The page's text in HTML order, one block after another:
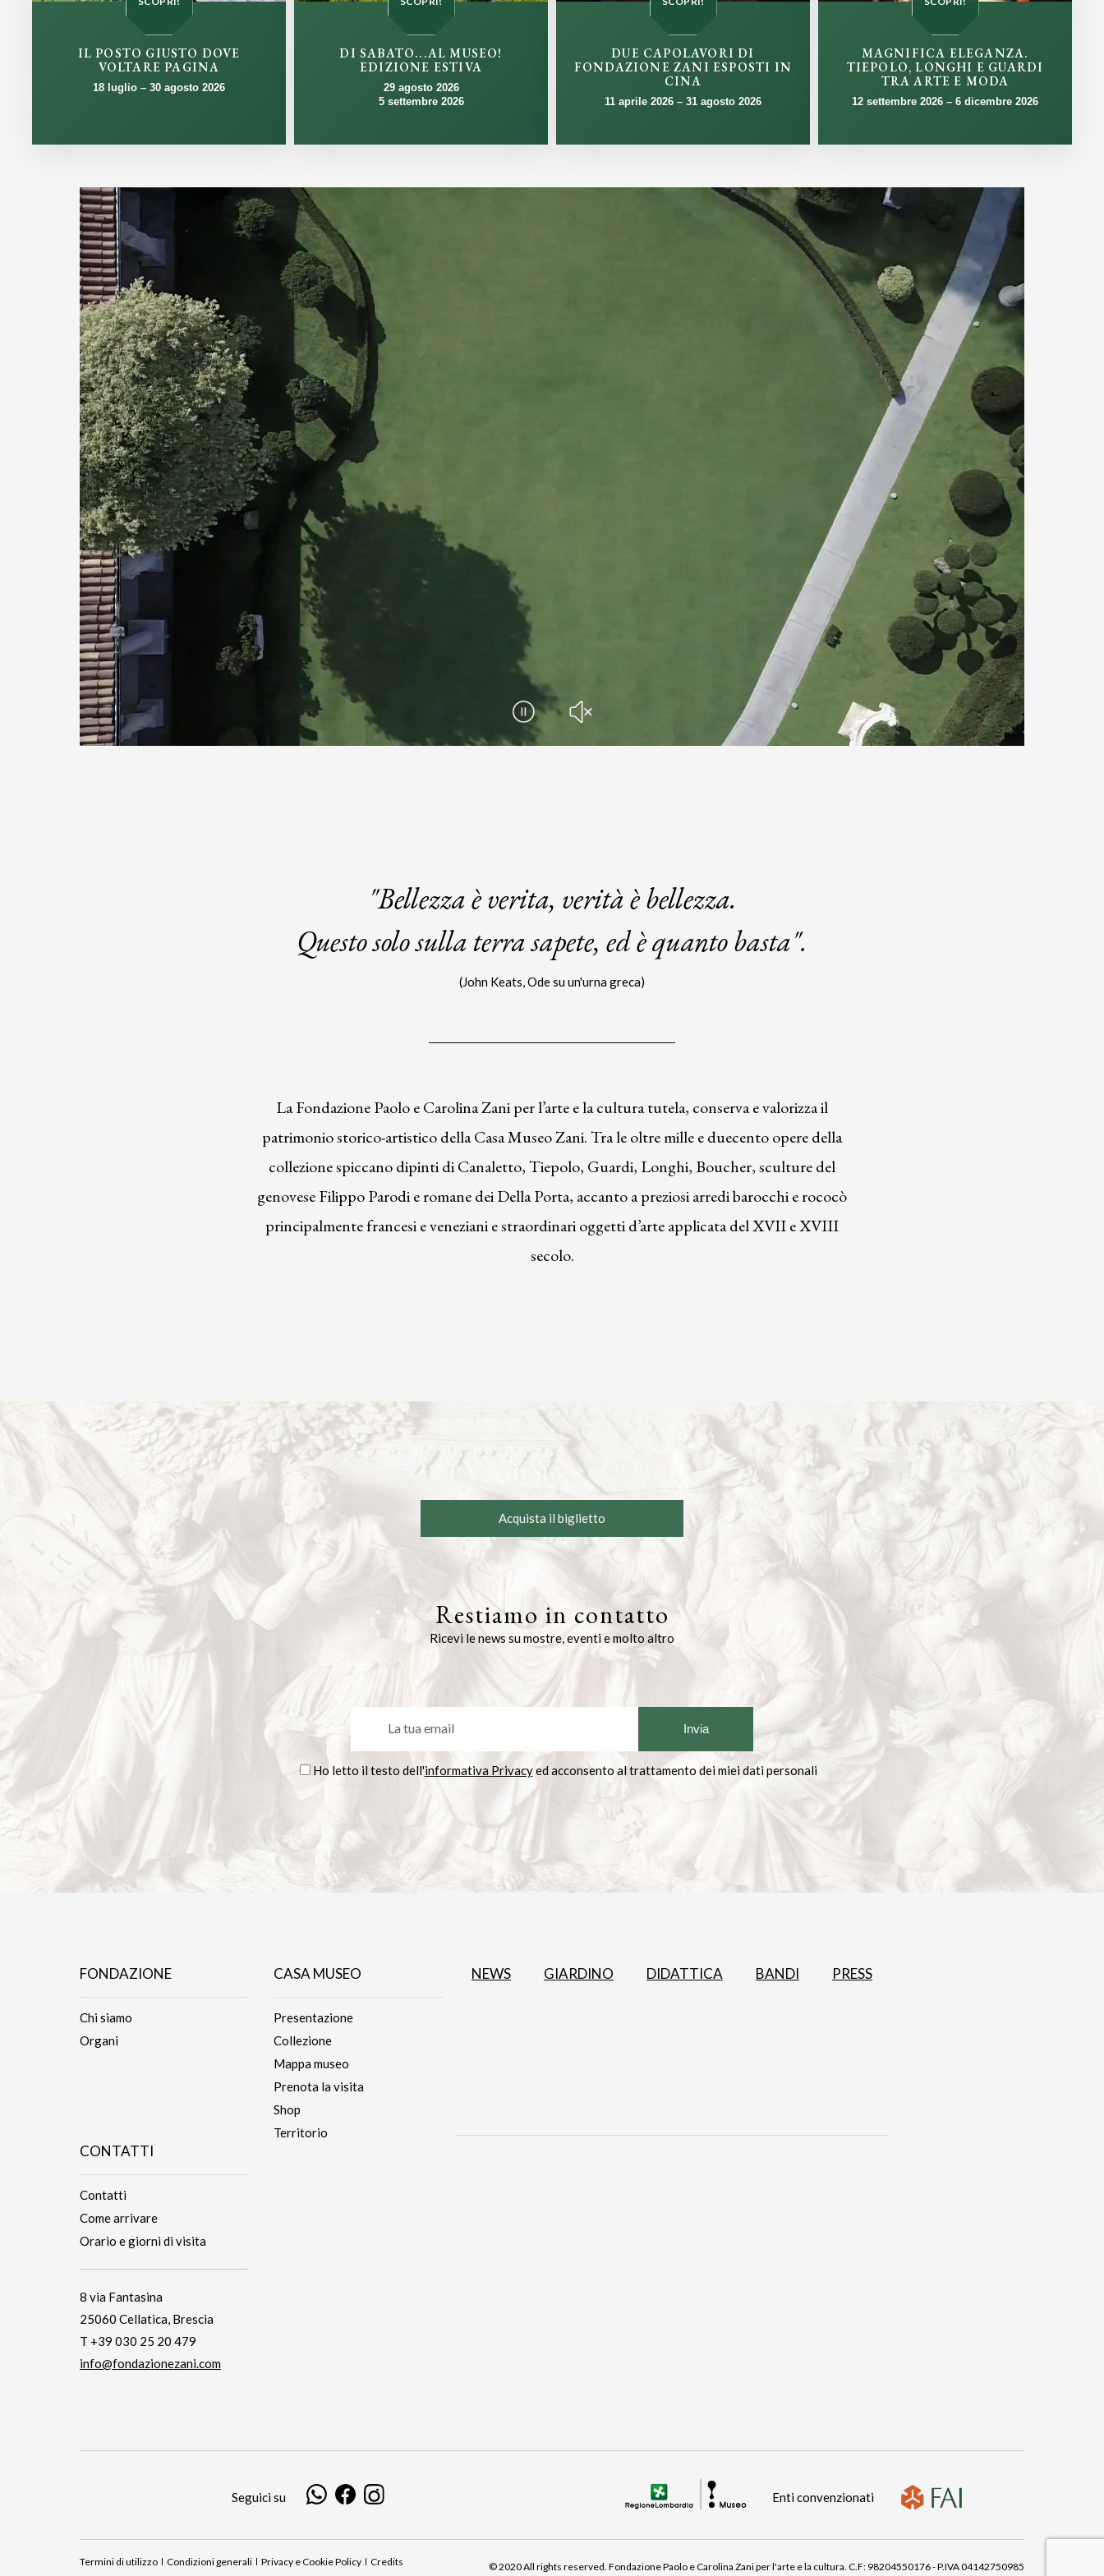
IL POSTO GIUSTO DOVE
VOLTARE PAGINA
18 luglio – 30 agosto 2026
DI SABATO...AL MUSEO!
EDIZIONE ESTIVA
29 agosto 2026
5 settembre 2026
DUE CAPOLAVORI DI
FONDAZIONE ZANI ESPOSTI IN
CINA
11 aprile 2026 – 31 agosto 2026
MAGNIFICA ELEGANZA.
TIEPOLO, LONGHI E GUARDI
TRA ARTE E MODA
12 settembre 2026 – 6 dicembre 2026
"Bellezza è verita, verità è bellezza.
Questo solo sulla terra sapete, ed è quanto basta".
(John Keats,Ode su un'urna greca)
La Fondazione Paolo e Carolina Zani per l’arte e la cultura tutela, conserva e valorizza il
patrimonio storico-artistico della Casa Museo Zani. Tra le oltre mille e duecento opere della
collezione spiccano dipinti di Canaletto, Tiepolo, Guardi, Longhi, Boucher, sculture del
genovese Filippo Parodi e romane dei Della Porta, accanto a preziosi arredi barocchi e rococò
principalmente francesi e veneziani e straordinari oggetti d’arte applicata del XVII e XVIII
secolo.
Acquista il biglietto
Restiamo in contatto
Ricevi le news su mostre, eventi e molto altro
Ho letto il testo dell'informativa Privacyed acconsento al trattamento dei miei dati personali
FONDAZIONE
Chi siamo
Organi
CASA MUSEO
Presentazione
Collezione
Mappa museo
Prenota la visita
Shop
Territorio
NEWS GIARDINO DIDATTICA BANDI PRESS
CONTATTI
Contatti
Come arrivare
Orario e giorni di visita
8 via Fantasina
25060 Cellatica, Brescia
T +39 030 25 20 479
info@fondazionezani.com
Seguici su Enti convenzionati
Termini di utilizzo Condizioni generali Privacy e Cookie Policy Credits © 2020 All rights reserved. Fondazione Paolo e Carolina Zani per l'arte e la cultura. C.F: 98204550176 - P.IVA 04142750985